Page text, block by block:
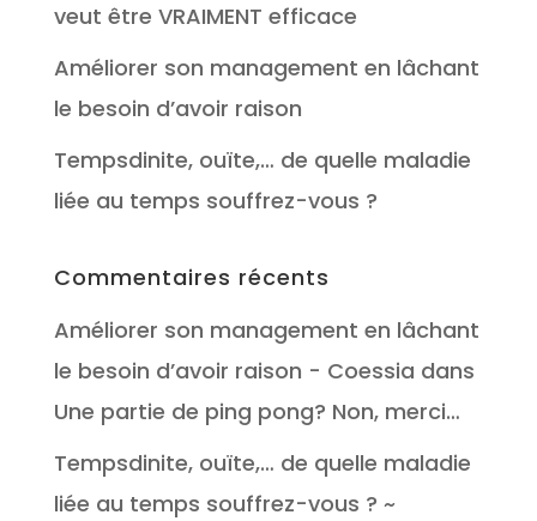
veut être VRAIMENT efficace
Améliorer son management en lâchant
le besoin d’avoir raison
Tempsdinite, ouïte,… de quelle maladie
liée au temps souffrez-vous ?
Commentaires récents
Améliorer son management en lâchant
le besoin d’avoir raison - Coessia dans
Une partie de ping pong? Non, merci…
Tempsdinite, ouïte,… de quelle maladie
liée au temps souffrez-vous ? ~